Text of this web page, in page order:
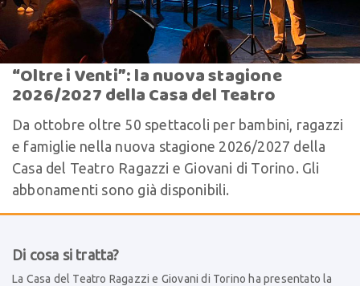
“Oltre i Venti”: la nuova stagione
2026/2027 della Casa del Teatro
Da ottobre oltre 50 spettacoli per bambini, ragazzi
e famiglie nella nuova stagione 2026/2027 della
Casa del Teatro Ragazzi e Giovani di Torino. Gli
abbonamenti sono già disponibili.
Di cosa si tratta?
La Casa del Teatro Ragazzi e Giovani di Torino ha presentato la